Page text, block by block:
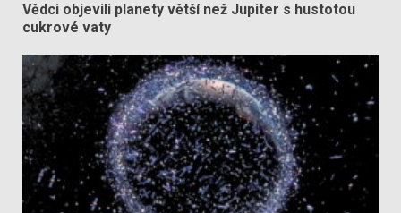
Vědci objevili planety větší než Jupiter s hustotou
cukrové vaty